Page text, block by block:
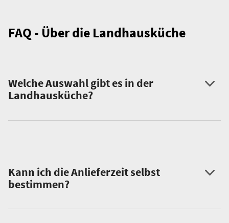
FAQ - Über die Landhausküche
Welche Auswahl gibt es in der
Landhausküche?
Kann ich die Anlieferzeit selbst
bestimmen?